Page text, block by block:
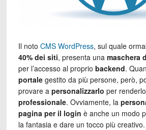
Il noto CMS WordPress, sul quale
40% dei siti, presenta una maschera
per l’accesso al proprio backend.
portalegestito da più persone, però,
provare a personalizzarlo per
professionale. Ovviamente, la
pagina per il login è anche un modo
la fantasia e dare un tocco più creativo.